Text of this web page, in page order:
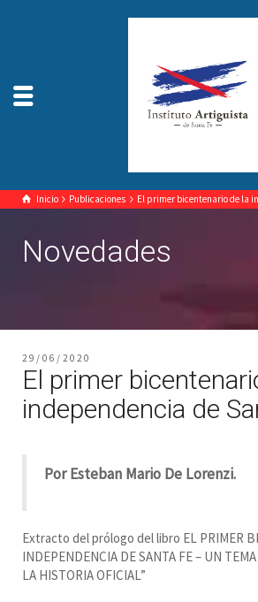
Inicio Publicaciones El primer bicentenario de la
Novedades
29/06/2020
El primer
independencia de
Por Esteban Mario De Lorenzi.
Extracto del prólogo del libro EL PRIMER
INDEPENDENCIA DE SANTA FE – UN
LA HISTORIA OFICIAL”